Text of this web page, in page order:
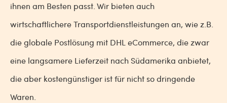
ihnen am Besten passt. Wir bieten auch
wirtschaftlichere Transportdienstleistungen an, wie z.B.
die globale Postlösung mit DHL eCommerce, die zwar
eine langsamere Lieferzeit nach Südamerika anbietet,
die aber kostengünstiger ist für nicht so dringende
Waren.